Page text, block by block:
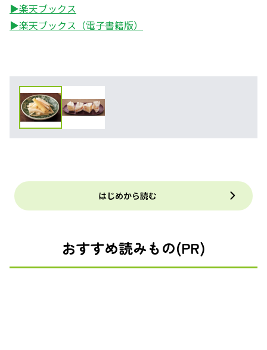
▶楽天ブックス
▶楽天ブックス（電子書籍版）
はじめから読む
おすすめ読みもの(PR)